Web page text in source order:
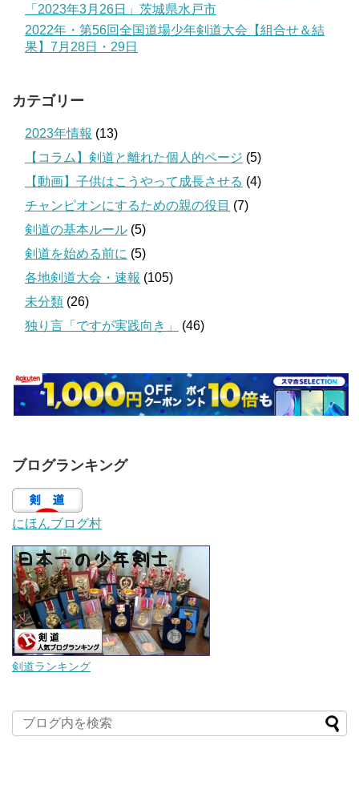
「2023年3月26日」茨城県水戸市
2022年・第56回全国道場少年剣道大会【組合せ＆結
果】7月28日・29日
カテゴリー
2023年情報 (13)
【コラム】剣道と離れた個人的ページ (5)
【動画】子供はこうやって成長させる (4)
チャンピオンにするための親の役目 (7)
剣道の基本ルール (5)
剣道を始める前に (5)
各地剣道大会・速報 (105)
未分類 (26)
独り言「ですが実践向き」
(46)
ブログランキング
にほんブログ村
剣道ランキング